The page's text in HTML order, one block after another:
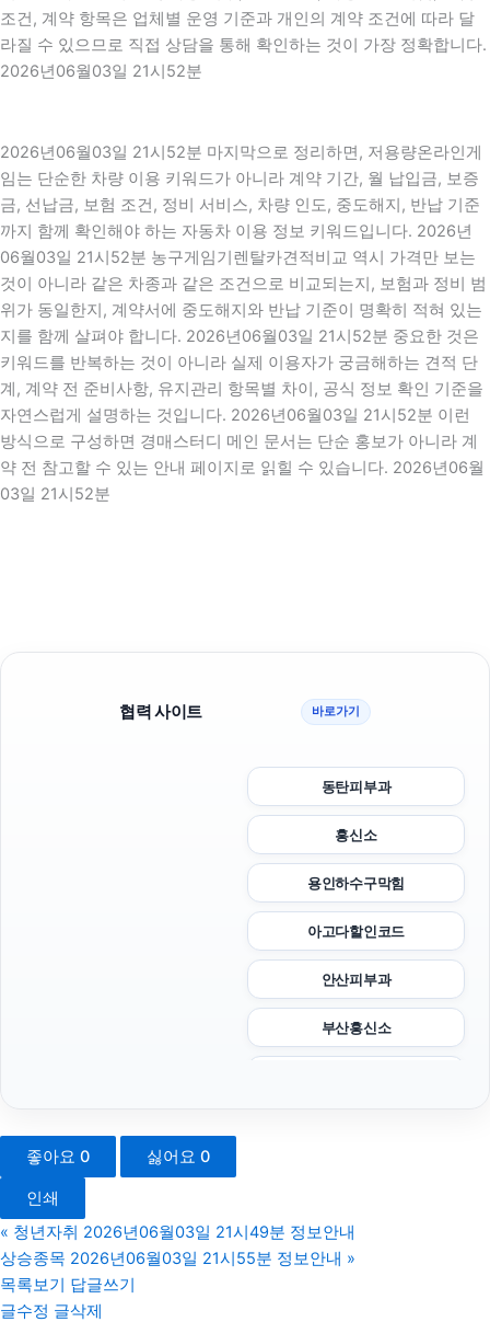
조건, 계약 항목은 업체별 운영 기준과 개인의 계약 조건에 따라 달
라질 수 있으므로 직접 상담을 통해 확인하는 것이 가장 정확합니다.
2026년06월03일 21시52분
2026년06월03일 21시52분 마지막으로 정리하면, 저용량온라인게
임는 단순한 차량 이용 키워드가 아니라 계약 기간, 월 납입금, 보증
금, 선납금, 보험 조건, 정비 서비스, 차량 인도, 중도해지, 반납 기준
까지 함께 확인해야 하는 자동차 이용 정보 키워드입니다. 2026년
06월03일 21시52분 농구게임기렌탈카견적비교 역시 가격만 보는
것이 아니라 같은 차종과 같은 조건으로 비교되는지, 보험과 정비 범
위가 동일한지, 계약서에 중도해지와 반납 기준이 명확히 적혀 있는
지를 함께 살펴야 합니다. 2026년06월03일 21시52분 중요한 것은
키워드를 반복하는 것이 아니라 실제 이용자가 궁금해하는 견적 단
계, 계약 전 준비사항, 유지관리 항목별 차이, 공식 정보 확인 기준을
자연스럽게 설명하는 것입니다. 2026년06월03일 21시52분 이런
방식으로 구성하면 경매스터디 메인 문서는 단순 홍보가 아니라 계
약 전 참고할 수 있는 안내 페이지로 읽힐 수 있습니다. 2026년06월
03일 21시52분
협력 사이트 바로가기
동탄피부과
흥신소
용인하수구막힘
아고다할인코드
안산피부과
부산흥신소
김해이혼전문변호사
좋아요 0 싫어요 0
인쇄
« 청년자취 2026년06월03일 21시49분 정보안내
상승종목 2026년06월03일 21시55분 정보안내 »
목록보기 답글쓰기
글수정 글삭제